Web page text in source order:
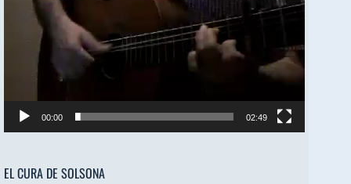
00:00 02:49
EL CURA DE SOLSONA